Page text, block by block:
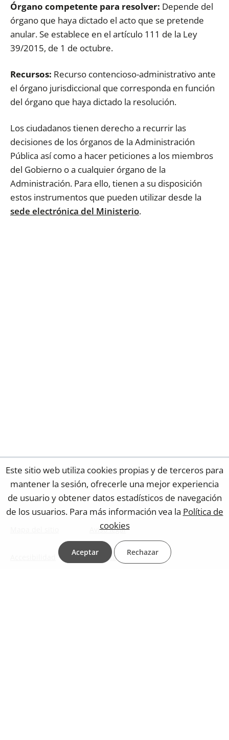
Órgano competente para resolver: Depende del
órgano que haya dictado el acto que se pretende
anular. Se establece en el artículo 111 de la Ley
39/2015, de 1 de octubre.
Recursos: Recurso contencioso-administrativo ante
el órgano jurisdiccional que corresponda en función
del órgano que haya dictado la resolución.
Los ciudadanos tienen derecho a recurrir las
decisiones de los órganos de la Administración
Pública así como a hacer peticiones a los miembros
del Gobierno o a cualquier órgano de la
Administración. Para ello, tienen a su disposición
estos instrumentos que pueden utilizar desde la
sede electrónica del Ministerio.
Aviso legal
Contacto web
Este sitio web utiliza cookies propias y de terceros para
mantener la sesión, ofrecerle una mejor experiencia
de usuario y obtener datos estadísticos de navegación
de los usuarios. Para más información vea la Política de
cookies
Aceptar Rechazar